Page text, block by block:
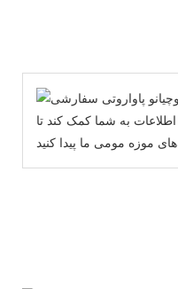
این اطلاعات به شما کمک کند تا